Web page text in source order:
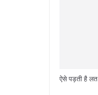
ऐसे पड़ती है लत